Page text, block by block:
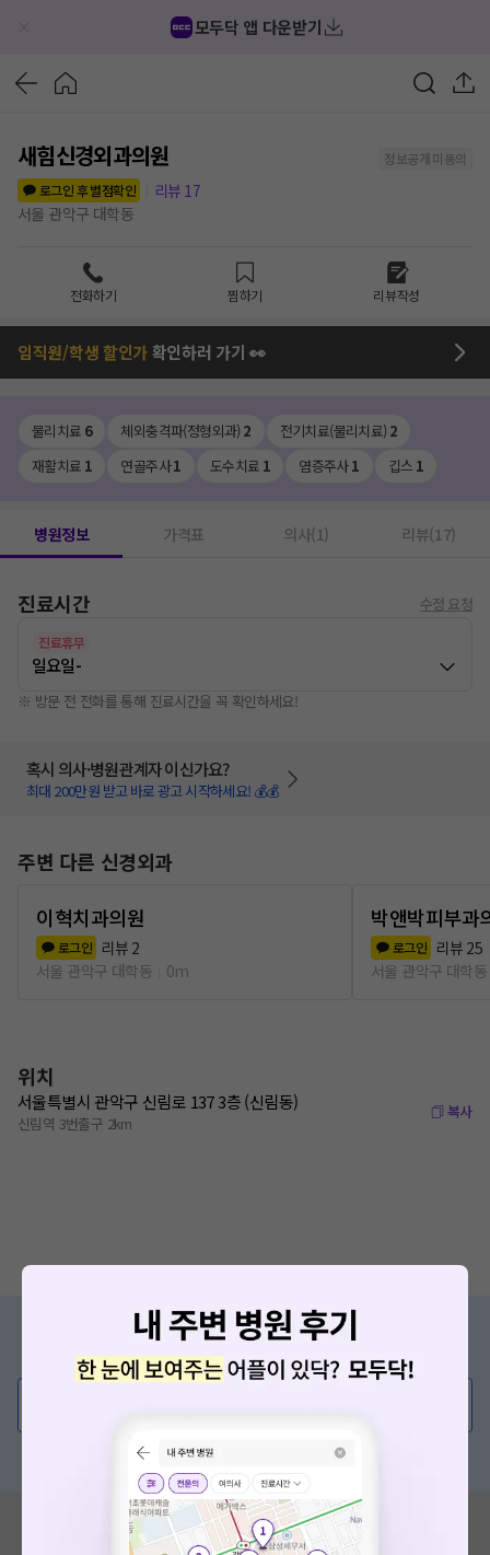
모두닥 앱 다운받기
새힘신경외과의원
정보공개 미동의
로그인 후 별점확인
리뷰 17
서울 관악구 대학동
전화하기 찜하기 리뷰작성
임직원/학생 할인가확인하러 가기 👀
물리치료 6 체외충격파(정형외과) 2 전기치료(물리치료) 2
재활치료 1 연골주사1 도수치료 1 염증주사1 깁스 1
병원정보 가격표 의사(1) 리뷰(17)
진료시간 수정 요청
진료휴무
일요일-
※ 방문 전 전화를 통해 진료시간을 꼭 확인하세요!
혹시 의사·병원관계자 이신가요?
최대 200만원 받고 바로 광고 시작하세요! 💰💰
주변 다른 신경외과
이혁치과의원
로그인 리뷰 2
서울 관악구 대학동
0m
박앤박피부과
로그인 리뷰 25
서울 관악구 대학동
위치
서울특별시 관악구 신림로 137 3층 (신림동)
신림역 3번출구 2km
복사
증상/치료, 궁금한 점이 있나요?
의사가 직접 답해드려요!
혹은, 의료상담 서비스에 다양한 게시글 보러가기
혹시 잘못된 병원정보가 있나요?
모두닥 팀에 알려주세요!